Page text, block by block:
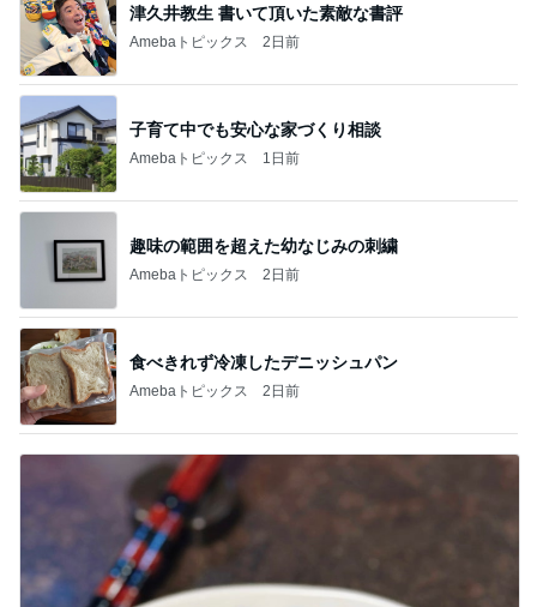
津久井教生 書いて頂いた素敵な書評
Amebaトピックス 2日前
子育て中でも安心な家づくり相談
Amebaトピックス 1日前
趣味の範囲を超えた幼なじみの刺繍
Amebaトピックス 2日前
食べきれず冷凍したデニッシュパン
Amebaトピックス 2日前